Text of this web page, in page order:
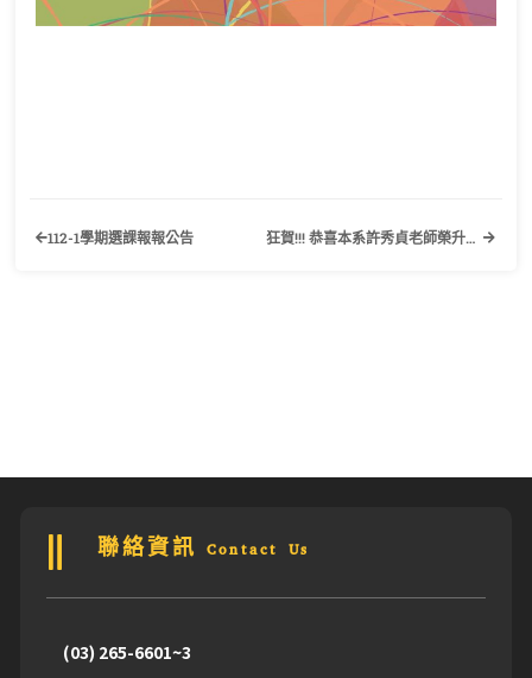
112-1學期選課報報公告 狂賀!!! 恭喜本系許秀貞老師榮升教授
聯絡資訊 Contact Us
(03) 265-6601~3